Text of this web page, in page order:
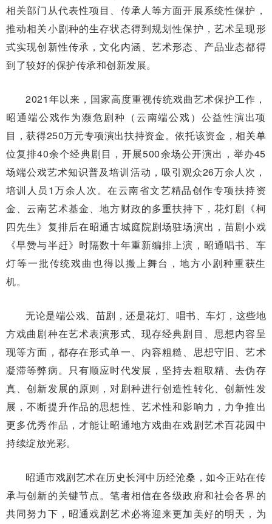
相关部门从代表性项目、传承人等方面开展系统性保护，
推动相关小剧种的生存状态得到规划性保护，艺术呈现形
式实现创新性传承，文化内涵、艺术形态、产品业态都得
到了较好的保护传承和创新发展。
2021年以来，国家高度重视传统戏曲艺术保护工作，
昭通端公戏作为濒危剧种（云南端公戏）公益性演出项
目，获得250万元专项演出扶持资金。依托该资金，相关单
位复排40余个经典剧目，开展500余场公开演出，举办45
场端公戏艺术知识普及培训活动，吸引观众26万余人次，
培训人员1万余人次。在云南省文艺精品创作专项扶持资
金、云南艺术基金、地方财政的多重扶持下，花灯剧《柯
四先生》复排后在昭通古城庭院剧场驻场演出，苗剧小戏
《早赞与半赶》时隔数十年重新编排上演，昭通唱书、车
灯等一批传统戏曲也得以搬上舞台，地方小剧种重获生
机。
无论是端公戏、苗剧，还是花灯、唱书、车灯，这些地
方戏曲剧种在艺术表演形式、现存经典剧目、思想内容呈
现等方面，都存在形式单一、内容粗糙、思想守旧、艺术
凝滞等弊病。只有顺应时代发展，坚持去粗取精、去伪存
真、创新发展的原则，对剧种进行创造性转化、创新性发
展，不断提升作品的思想性、艺术性和影响力，力争推出
更多优秀作品，才能让昭通地方戏曲在戏剧艺术百花园中
持续绽放光彩。
昭通市戏剧艺术在历史长河中历经沧桑，如今正站在传
承与创新的关键节点。笔者相信在各级政府和社会各界的
共同努力下，昭通戏剧艺术必将迎来更加美好的明天，为